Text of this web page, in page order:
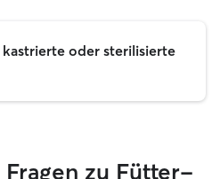
oder sterilisierte
zu Fütter-